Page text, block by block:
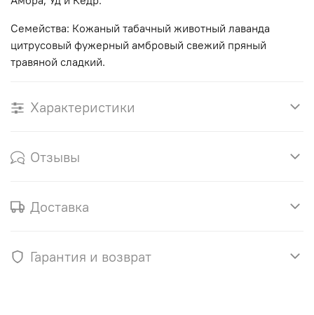
Семейства: Кожаный табачный животный лаванда
цитрусовый фужерный амбровый свежий пряный
травяной сладкий.
Характеристики
Отзывы
Доставка
Гарантия и возврат